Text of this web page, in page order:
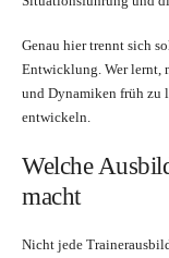
Genau hier trennt sich
Entwicklung. Wer lernt,
und Dynamiken früh zu
entwickeln.
Welche
macht
Nicht jede